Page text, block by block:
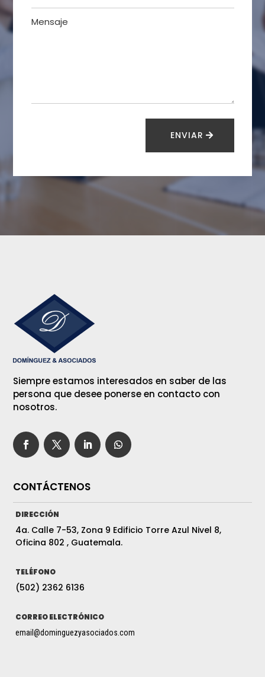
ENVIAR
Siempre estamos interesados en saber de las
persona que desee ponerse en contacto con
nosotros.
CONTÁCTENOS
DIRECCIÓN
4a. Calle 7-53, Zona 9 Edificio Torre Azul Nivel 8,
Oficina 802 , Guatemala.
TELÉFONO
(502) 2362 6136
CORREO ELECTRÓNICO
email@dominguezyasociados.com